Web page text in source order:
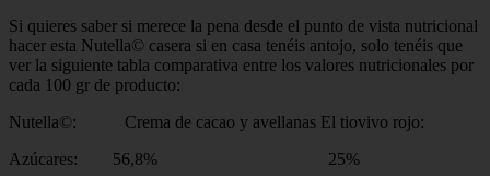
Si quieres saber si merece la pena desde el punto de vista nutricional
hacer esta Nutella© casera si en casa tenéis antojo, solo tenéis que
ver la siguiente tabla comparativa entre los valores nutricionales por
cada 100 gr de producto:
Nutella©: Crema de cacao y avellanas El tiovivo rojo:
Azúcares: 56,8% 25%